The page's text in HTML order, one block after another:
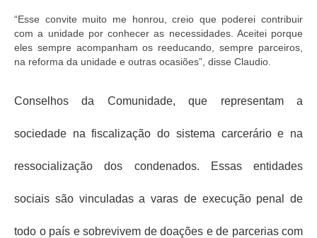
Filie-se
Notícias Gerais
Esportes
Nota de Falecimento
Notícias
Pautas Nacionais
Convênios
“Esse convite muito me honrou, creio que poderei contribuir
com a unidade por conhecer as necessidades. Aceitei porque
eles sempre acompanham os reeducando, sempre parceiros,
na reforma da unidade e outras ocasiões”, disse Claudio.
Conselhos da Comunidade, que representam a
sociedade na fiscalização do sistema carcerário e na
ressocialização dos condenados. Essas entidades
sociais são vinculadas a varas de execução penal de
todo o país e sobrevivem de doações e de parcerias com